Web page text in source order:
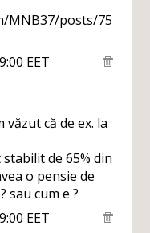
MNB37/posts/75
EET
văzut că de ex. la
de 65% din
o pensie de
sau cum e ?
EET